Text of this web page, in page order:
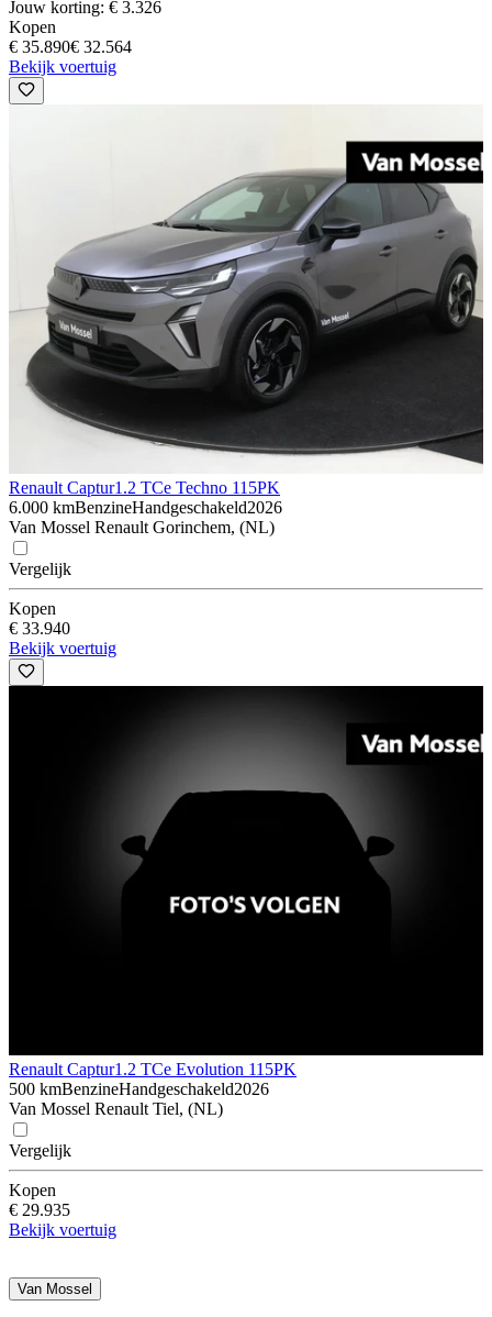
Jouw korting: € 3.326
Kopen
€ 35.890€ 32.564
Bekijk voertuig
Renault Captur1.2 TCe Techno 115PK
6.000 kmBenzineHandgeschakeld2026
Van Mossel Renault Gorinchem, (NL)
Vergelijk
Kopen
€ 33.940
Bekijk voertuig
Renault Captur1.2 TCe Evolution 115PK
500 kmBenzineHandgeschakeld2026
Van Mossel Renault Tiel, (NL)
Vergelijk
Kopen
€ 29.935
Bekijk voertuig
Van Mossel